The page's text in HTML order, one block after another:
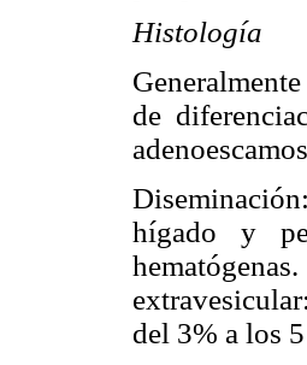
Histología
de
hígado y
del 3% a los